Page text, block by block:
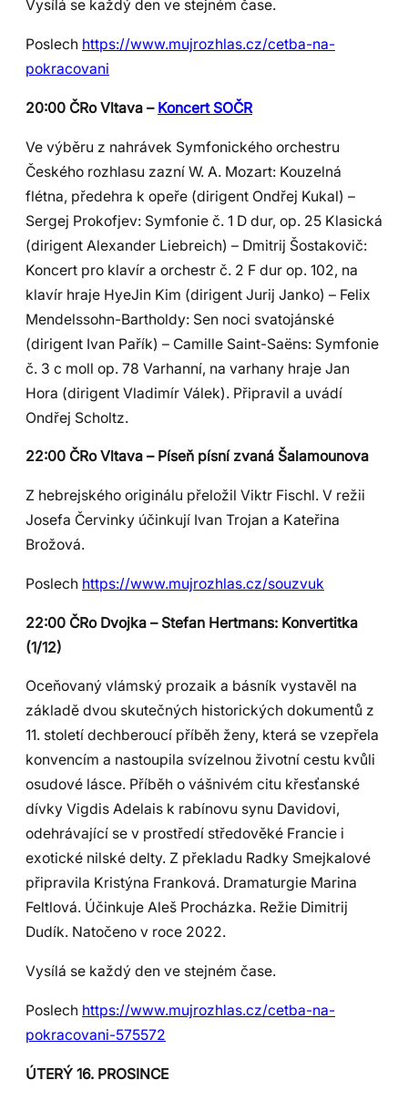
Vysílá se každý den ve stejném čase.
Poslech https://www.mujrozhlas.cz/cetba-na-
pokracovani
20:00 ČRo Vltava – Koncert SOČR
Ve výběru z nahrávek Symfonického orchestru
Českého rozhlasu zazní W. A. Mozart: Kouzelná
flétna, předehra k opeře (dirigent Ondřej Kukal) –
Sergej Prokofjev: Symfonie č. 1 D dur, op. 25 Klasická
(dirigent Alexander Liebreich) – Dmitrij Šostakovič:
Koncert pro klavír a orchestr č. 2 F dur op. 102, na
klavír hraje HyeJin Kim (dirigent Jurij Janko) – Felix
Mendelssohn-Bartholdy: Sen noci svatojánské
(dirigent Ivan Pařík) – Camille Saint-Saëns: Symfonie
č. 3 c moll op. 78 Varhanní, na varhany hraje Jan
Hora (dirigent Vladimír Válek). Připravil a uvádí
Ondřej Scholtz.
22:00 ČRo Vltava – Píseň písní zvaná Šalamounova
Z hebrejského originálu přeložil Viktr Fischl. V režii
Josefa Červinky účinkují Ivan Trojan a Kateřina
Brožová.
Poslech https://www.mujrozhlas.cz/souzvuk
22:00 ČRo Dvojka – Stefan Hertmans: Konvertitka
(1/12)
Oceňovaný vlámský prozaik a básník vystavěl na
základě dvou skutečných historických dokumentů z
11. století dechberoucí příběh ženy, která se vzepřela
konvencím a nastoupila svízelnou životní cestu kvůli
osudové lásce. Příběh o vášnivém citu křesťanské
dívky Vigdis Adelais k rabínovu synu Davidovi,
odehrávající se v prostředí středověké Francie i
exotické nilské delty. Z překladu Radky Smejkalové
připravila Kristýna Franková. Dramaturgie Marina
Feltlová. Účinkuje Aleš Procházka. Režie Dimitrij
Dudík. Natočeno v roce 2022.
Vysílá se každý den ve stejném čase.
Poslech https://www.mujrozhlas.cz/cetba-na-
pokracovani-575572
ÚTERÝ 16. PROSINCE